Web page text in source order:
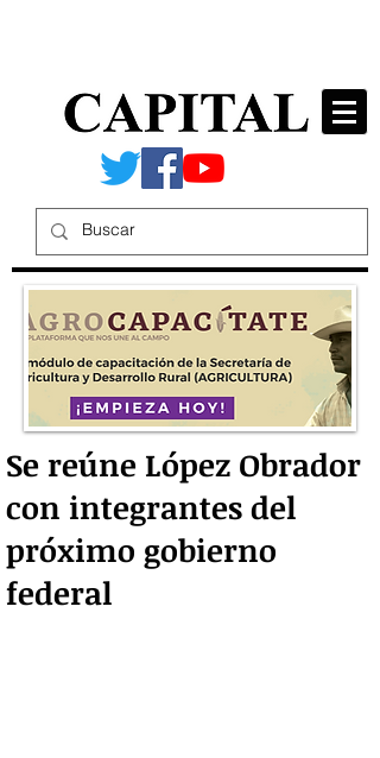
Se reúne López Obrador
con integrantes del
próximo gobierno
federal